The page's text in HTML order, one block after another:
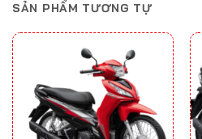
SẢN PHẨM TƯƠNG TỰ